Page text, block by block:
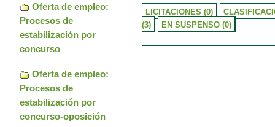
Oferta de empleo:
Procesos de
estabilización por
concurso
Oferta de empleo:
Procesos de
estabilización por
concurso-oposición
LICITACIONES (0)
(3)
EN SUSPENSO (0)